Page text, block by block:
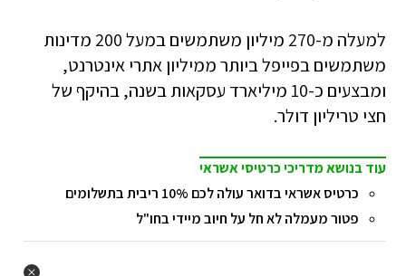
למעלה מ-270 מיליון משתמשים במעל 200 מדינות
משתמשים בפייפל ביותר ממיליון אתרי אינטרנט,
ומבצעים כ-10 מיליארד עסקאות בשנה, בהיקף של
חצי טריליון דולר.
עוד בנושא מדריכי כרטיסי אשראי
כרטיס אשראי בדואר עולה לכם 10% ריבית בתשלומים
פטור מעמלה לא חל על חיוב מיידי בחו"ל